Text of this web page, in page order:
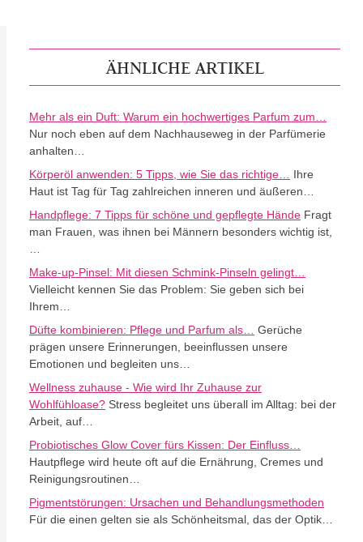
ÄHNLICHE ARTIKEL
Mehr als ein Duft: Warum ein hochwertiges Parfum zum…
Nur noch eben auf dem Nachhauseweg in der Parfümerie
anhalten…
Körperöl anwenden: 5 Tipps, wie Sie das richtige… Ihre
Haut ist Tag für Tag zahlreichen inneren und äußeren…
Handpflege: 7 Tipps für schöne und gepflegte Hände Fragt
man Frauen, was ihnen bei Männern besonders wichtig ist,
…
Make-up-Pinsel: Mit diesen Schmink-Pinseln gelingt…
Vielleicht kennen Sie das Problem: Sie geben sich bei
Ihrem…
Düfte kombinieren: Pflege und Parfum als… Gerüche
prägen unsere Erinnerungen, beeinflussen unsere
Emotionen und begleiten uns…
Wellness zuhause - Wie wird Ihr Zuhause zur
Wohlfühloase? Stress begleitet uns überall im Alltag: bei der
Arbeit, auf…
Probiotisches Glow Cover fürs Kissen: Der Einfluss…
Hautpflege wird heute oft auf die Ernährung, Cremes und
Reinigungsroutinen…
Pigmentstörungen: Ursachen und Behandlungsmethoden
Für die einen gelten sie als Schönheitsmal, das der Optik…